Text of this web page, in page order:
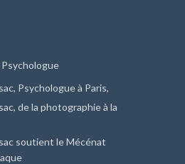
Psychologue à Paris,
de la photographie à la
soutient le Mécénat